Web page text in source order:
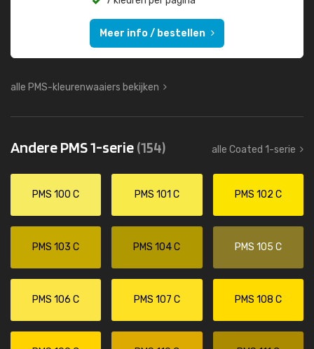
Meer info / bestellen
alle PMS-kleurenwaaiers bekijken
Andere PMS 1-serie(154) alle Coated 1-serie
PMS 100 C PMS 101 C PMS 102 C
PMS 103 C PMS 104 C PMS 105 C
PMS 106 C PMS 107 C PMS 108 C